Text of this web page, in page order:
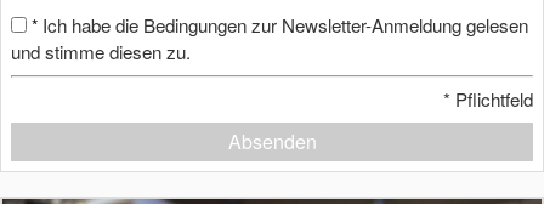
* Ich habe die Bedingungen zur Newsletter-Anmeldung gelesen
und stimme diesen zu.
* Pflichtfeld
Absenden